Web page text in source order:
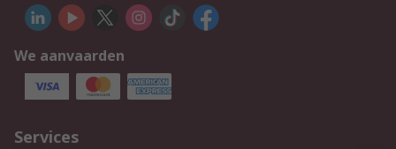
We aanvaarden
Services